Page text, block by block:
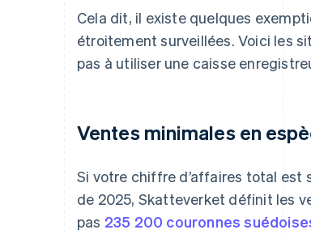
Cela dit, il existe quelques
étroitement surveillées. Voici les
pas à utiliser une caisse
Ventes minimales en
Si votre chiffre d’affaires total
de 2025, Skatteverket définit les
pas 235 200 couronnes